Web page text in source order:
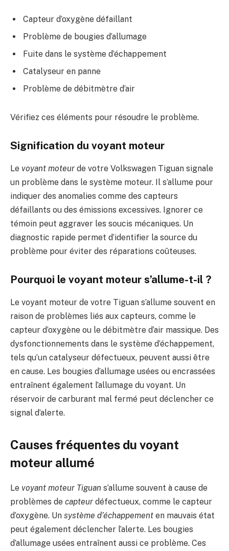
Capteur d’oxygène défaillant
Problème de bougies d’allumage
Fuite dans le système d’échappement
Catalyseur en panne
Problème de débitmètre d’air
Vérifiez ces éléments pour résoudre le problème.
Signification du voyant moteur
Le voyant moteur de votre Volkswagen Tiguan signale
un problème dans le système moteur. Il s’allume pour
indiquer des anomalies comme des capteurs
défaillants ou des émissions excessives. Ignorer ce
témoin peut aggraver les soucis mécaniques. Un
diagnostic rapide permet d’identifier la source du
problème pour éviter des réparations coûteuses.
Pourquoi le voyant moteur s’allume-t-il ?
Le voyant moteur de votre Tiguan s’allume souvent en
raison de problèmes liés aux capteurs, comme le
capteur d’oxygène ou le débitmètre d’air massique. Des
dysfonctionnements dans le système d’échappement,
tels qu’un catalyseur défectueux, peuvent aussi être
en cause. Les bougies d’allumage usées ou encrassées
entraînent également l’allumage du voyant. Un
réservoir de carburant mal fermé peut déclencher ce
signal d’alerte.
Causes fréquentes du voyant
moteur allumé
Le voyant moteur Tiguan s’allume souvent à cause de
problèmes de capteur défectueux, comme le capteur
d’oxygène. Un système d’échappement en mauvais état
peut également déclencher l’alerte. Les bougies
d’allumage usées entraînent aussi ce problème. Ces